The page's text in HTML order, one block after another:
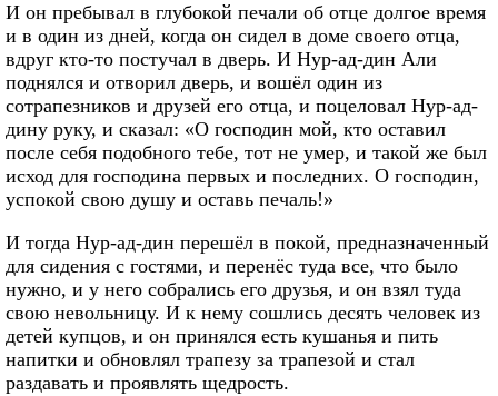
И он пребывал в глубокой печали об отце долгое время
и в один из дней, когда он сидел в доме своего отца,
вдруг кто-то постучал в дверь. И Нур-ад-дин Али
поднялся и отворил дверь, и вошёл один из
сотрапезников и друзей его отца, и поцеловал Нур-ад-
дину руку, и сказал: «О господин мой, кто оставил
после себя подобного тебе, тот не умер, и такой же был
исход для господина первых и последних. О господин,
успокой свою душу и оставь печаль!»
И тогда Нур-ад-дин перешёл в покой, предназначенный
для сидения с гостями, и перенёс туда все, что было
нужно, и у него собрались его друзья, и он взял туда
свою невольницу. И к нему сошлись десять человек из
детей купцов, и он принялся есть кушанья и пить
напитки и обновлял трапезу за трапезой и стал
раздавать и проявлять щедрость.